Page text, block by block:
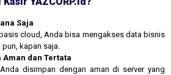
Saja
cloud, Anda bisa mengakses data bisnis
kapan saja.
Aman dan Tertata
disimpan dengan aman di server yang